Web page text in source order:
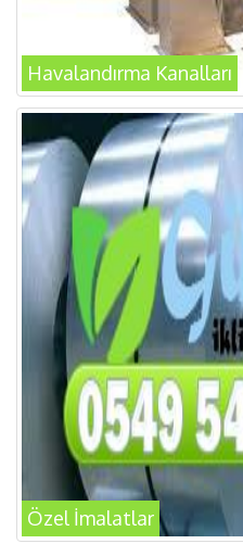
Havalandırma Kanalları
Özel İmalatlar